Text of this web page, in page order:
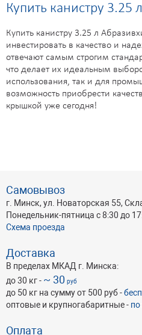
Купить канистру 3.25 л
Купить канистру 3.25 л
инвестировать в качество и
отвечают самым строгим
что делает их идеальным
использования, так и для
возможность приобрести
крышкой уже сегодня!
Самовывоз
г. Минск, ул. Новаторская 55,
Понедельник-пятница с 8:30 до
Схема проезда
Доставка
В пределах МКАД г. Минска:
до 30 кг - ~ 30 руб
до 50 кг на сумму от 500 руб -
оптовые и крупногабаритные - по
Оплата